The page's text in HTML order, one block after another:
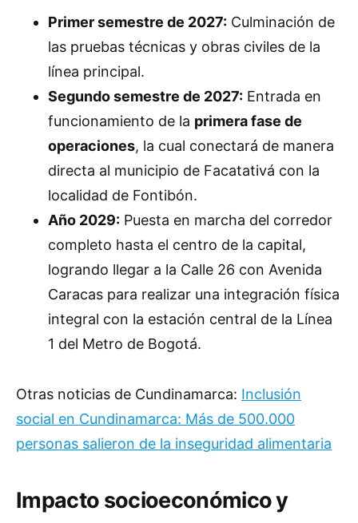
Primer semestre de 2027: Culminación de
las pruebas técnicas y obras civiles de la
línea principal.
Segundo semestre de 2027: Entrada en
funcionamiento de la primera fase de
operaciones, la cual conectará de manera
directa al municipio de Facatativá con la
localidad de Fontibón.
Año 2029: Puesta en marcha del corredor
completo hasta el centro de la capital,
logrando llegar a la Calle 26 con Avenida
Caracas para realizar una integración física
integral con la estación central de la Línea
1 del Metro de Bogotá.
Otras noticias de Cundinamarca: Inclusión
social en Cundinamarca: Más de 500.000
personas salieron de la inseguridad alimentaria
Impacto socioeconómico y